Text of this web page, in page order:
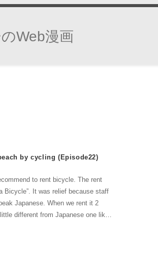
Web漫画
by cycling (Episode22)
to rent bicycle. The rent
Bicycle”. It was relief because staff
Japanese. When we rent it 2
different from Japanese one like